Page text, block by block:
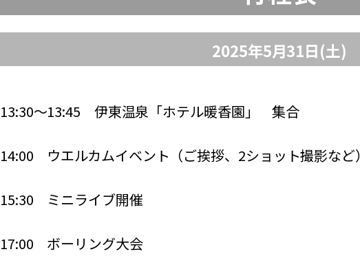
2025年5月31日(土)
13:30～13:45 伊東温泉「ホテル暖香園」 集合
14:00 ウエルカムイベント（ご挨拶、2ショット撮影など）
15:30 ミニライブ開催
17:00 ボーリング大会